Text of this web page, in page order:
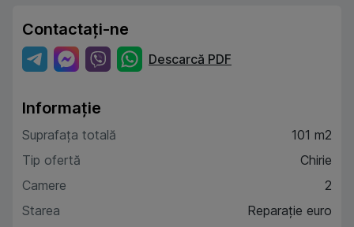
Contactați-ne
Descarcă PDF
Informație
Suprafața totală
101 m2
Tip ofertă
Chirie
Camere
2
Starea
Reparație euro